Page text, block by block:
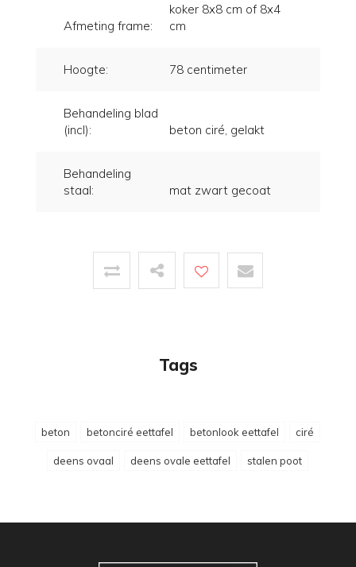
Afmeting frame:
koker 8x8 cm of 8x4
cm
Hoogte: 78 centimeter
Behandeling blad
(incl):
beton ciré, gelakt
Behandeling
staal:
mat zwart gecoat
Tags
beton betonciré eettafel betonlook eettafel ciré
deens ovaal deens ovale eettafel stalen poot